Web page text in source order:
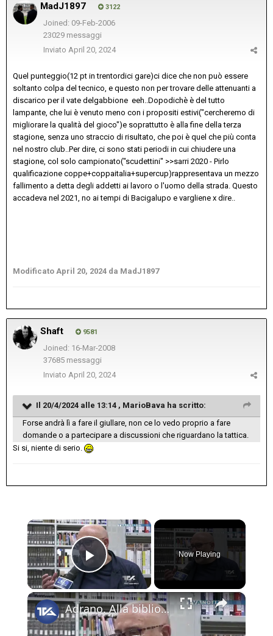
MadJ1897 3122
Joined: 09-Feb-2006
23029 messaggi
Inviato April 20, 2024
Quel punteggio(12 pt in trentordici gare)ci dice che non può essere
soltanto colpa del tecnico, e questo non per trovare delle attenuanti a
discarico per il vate delgabbione eeh..Dopodichè è del tutto
lampante, che lui è venuto meno con i propositi estivi("cercheremo di
migliorare la qualità del gioco")e soprattutto è alla fine della terza
stagione, senza uno straccio di risultato, che poi è quel che più conta
nel nostro club..Per dire, ci sono stati periodi in cui chiudere una
stagione, col solo campionato("scudettini" >>sarri 2020 - Pirlo
qualificazione coppe+coppaitalia+supercup)rappresentava un mezzo
fallimento a detta degli addetti ai lavoro o l'uomo della strada. Questo
accadeva nel 2021, no ai tempi di Bacigalupo e vargliene x dire..
Modificato April 20, 2024 da MadJ1897
Shaft 9581
Joined: 16-Mar-2008
37685 messaggi
Inviato April 20, 2024
Il 20/4/2024 alle 13:14 , MarioBava ha scritto:
Forse andrà lì a fare il giullare, non ce lo vedo proprio a fare
domande o a partecipare a discussioni che riguardano la tattica.
Si si, niente di serio.
×
Play Video
Now Playing
×
Adrano. Alla biblioteca comunale incontro sul tema “Salvatore Petronio Russo: vita, opere e scritti”